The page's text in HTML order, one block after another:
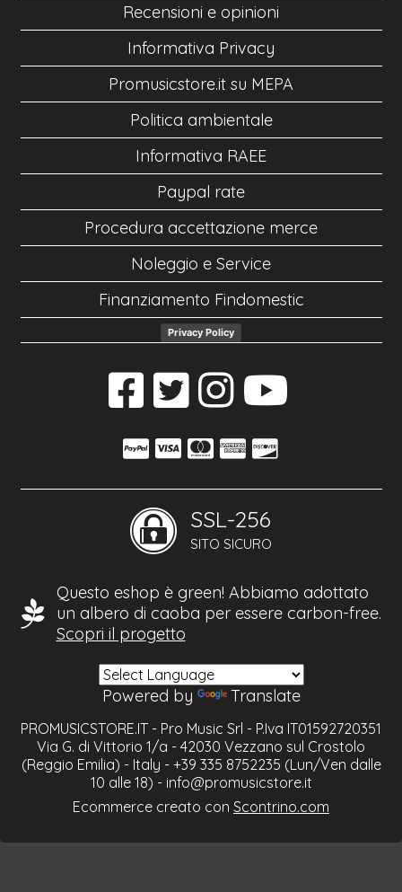
Recensioni e opinioni
Informativa Privacy
Promusicstore.it su MEPA
Politica ambientale
Informativa RAEE
Paypal rate
Procedura accettazione merce
Noleggio e Service
Finanziamento Findomestic
Privacy Policy
SSL-256
SITO SICURO
Questo eshop è green! Abbiamo adottato
un albero di caoba per essere carbon-free.
Scopri il progetto
Powered by Translate
PROMUSICSTORE.IT - Pro Music Srl - P.Iva IT01592720351
Via G. di Vittorio 1/a - 42030 Vezzano sul Crostolo
(Reggio Emilia) - Italy - +39 335 8752235 (Lun/Ven dalle
10 alle 18) - info@promusicstore.it
Ecommerce creato con Scontrino.com